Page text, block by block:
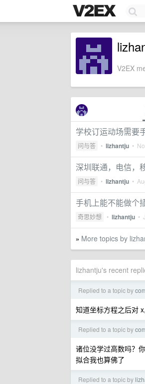
V2EX
学校订运动场需要
问与答 • lizhantju •
深圳联通，电信，
问与答 • lizhantju •
手机上能不能做个
奇思妙想 • lizhantju •
» More topics by
lizhantju's recent
Replied to a topic by
知道坐标方程之后对
Replied to a topic by
诸位没学过高数吗？
拟合我也算佛了
Replied to a topic by